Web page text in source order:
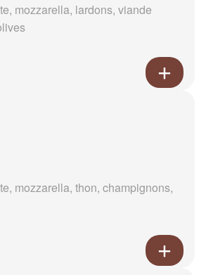
mozzarella, lardons, viande
mozzarella, thon, champignons,